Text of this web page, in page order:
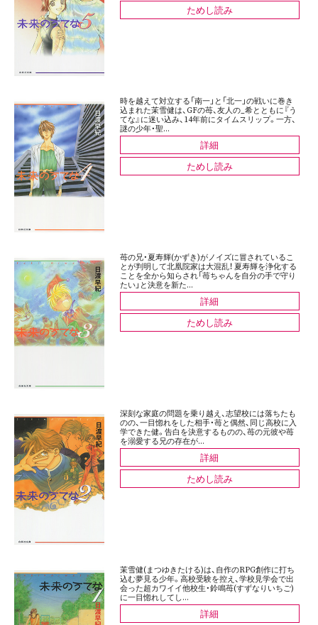
ためし読み
時を越えて対立する「南一」と「北一」の戦いに巻き
込まれた茉雪健は、GFの苺、友人の_希とともに『う
てな』に迷い込み、14年前にタイムスリップ。一方、
謎の少年・聖...
詳細
ためし読み
苺の兄・夏寿輝(かずき)がノイズに冒されているこ
とが判明して北凰院家は大混乱！ 夏寿輝を浄化する
ことを全から知らされ「苺ちゃんを自分の手で守り
たい」と決意を新た...
詳細
ためし読み
深刻な家庭の問題を乗り越え、志望校には落ちたも
のの、一目惚れをした相手・苺と偶然、同じ高校に入
学できた健。告白を決意するものの、苺の元彼や苺
を溺愛する兄の存在が...
詳細
ためし読み
茉雪健(まつゆきたける)は、自作のRPG創作に打ち
込む夢見る少年。高校受験を控え、学校見学会で出
会った超カワイイ他校生・鈴鳴苺(すずなりいちご)
に一目惚れしてし...
詳細